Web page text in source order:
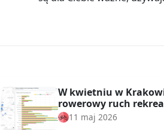
W kwietniu w
rowerowy ruch
11 maj 2026